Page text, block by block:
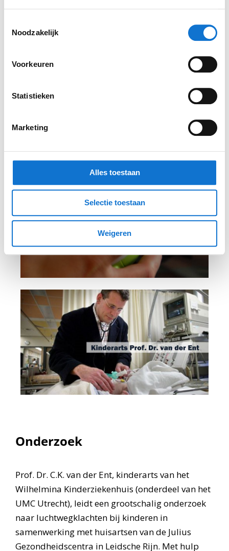
Noodzakelijk
Voorkeuren
Statistieken
Marketing
Alles toestaan
Selectie toestaan
Weigeren
Onderzoek
Prof. Dr. C.K. van der Ent, kinderarts van het
Wilhelmina Kinderziekenhuis (onderdeel van het
UMC Utrecht), leidt een grootschalig onderzoek
naar luchtwegklachten bij kinderen in
samenwerking met huisartsen van de Julius
Gezondheidscentra in Leidsche Rijn. Met hulp